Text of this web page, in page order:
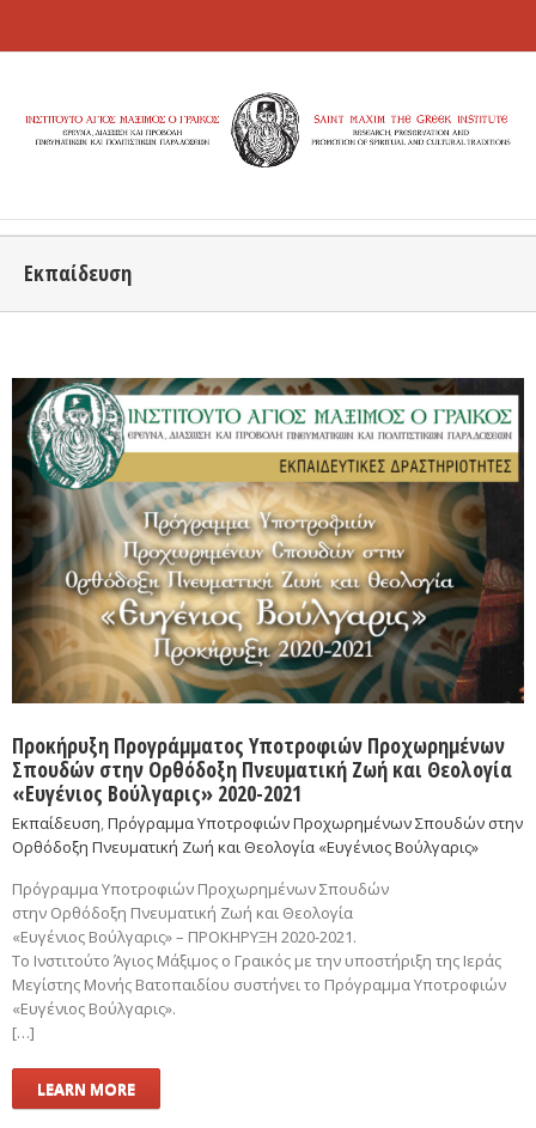
Εκπαίδευση
Προκήρυξη Προγράμματος Υποτροφιών Προχωρημένων
Σπουδών στην Ορθόδοξη Πνευματική Ζωή και Θεολογία
«Ευγένιος Βούλγαρις» 2020-2021
Εκπαίδευση Πρόγραμμα Υποτροφιών Προχωρημένων Σπουδών στην
Ορθόδοξη Πνευματική Ζωή και Θεολογία «Ευγένιος Βούλγαρις»
Πρόγραμμα Υποτροφιών Προχωρημένων Σπουδών
στην Ορθόδοξη Πνευματική Ζωή και Θεολογία
«Ευγένιος Βούλγαρις» – ΠΡΟΚΗΡΥΞΗ 2020-2021.
To Iνστιτούτο Άγιος Μάξιμος ο Γραικός με την υποστήριξη της Ιεράς
Μεγίστης Μονής Βατοπαιδίου συστήνει το Πρόγραμμα Υποτροφιών
«Ευγένιος Βούλγαρις».
[…]
LEARN MORE